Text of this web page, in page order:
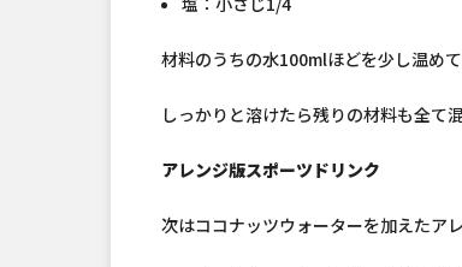
材料のうちの水100mlほどを少し温め
しっかりと溶けたら残りの材料も全て
アレンジ版スポーツドリンク
次はココナッツウォーターを加えたアレ